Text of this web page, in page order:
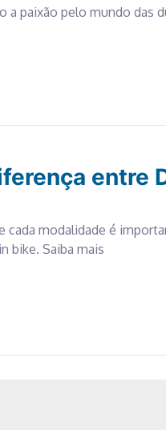
paixão pelo mundo das
entre
cada modalidade é
bike. Saiba mais